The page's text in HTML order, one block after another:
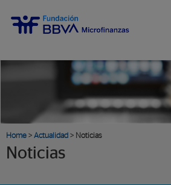
Home > Actualidad > Noticias
Noticias